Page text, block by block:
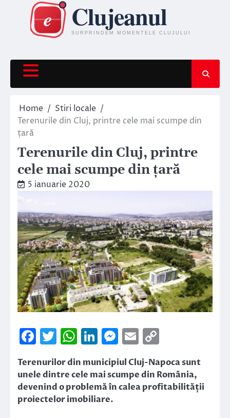
content
Home
Stiri locale
Terenurile din Cluj, printre cele mai scumpe din
țară
Terenurile din Cluj, printre
cele mai scumpe din țară
5 ianuarie 2020
Facebook
Twitter
WhatsApp
LinkedIn
Messenger
Email
Terenurilor din municipiul Cluj-Napoca sunt
unele dintre cele mai scumpe din România,
devenind o problemă în calea profitabilității
proiectelor imobiliare.